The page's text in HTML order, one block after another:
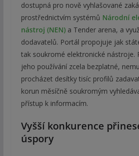
dostupná pro nově vyhlašované
prostřednictvím systémů Národní
nástroj (NEN)a Tender arena, a
dodavatelů. Portál propojuje jak
tak soukromé elektronické nástroje.
jeho používání zcela bezplatné,
procházet desítky tisíc profilů
korun měsíčně soukromým
přístup k informacím.
Vyšší konkurence
úspory